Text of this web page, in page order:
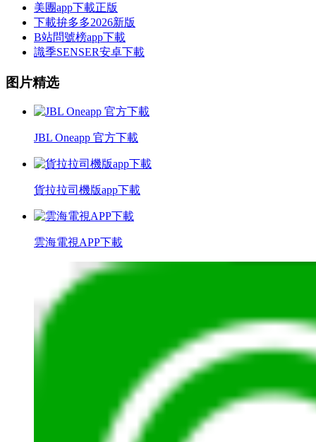
美團app下載正版
下載拚多多2026新版
B站問號榜app下載
識季SENSER安卓下載
图片精选
JBL Oneapp 官方下載
貨拉拉司機版app下載
雲海電視APP下載